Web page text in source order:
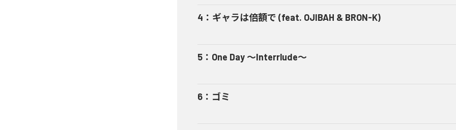
4 ： ギャラは倍額で (feat. OJIBAH & BRON-K)
5 ： One Day ～Interrlude～
6 ： ゴミ